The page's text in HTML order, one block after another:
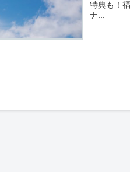
特典も！
ナ...